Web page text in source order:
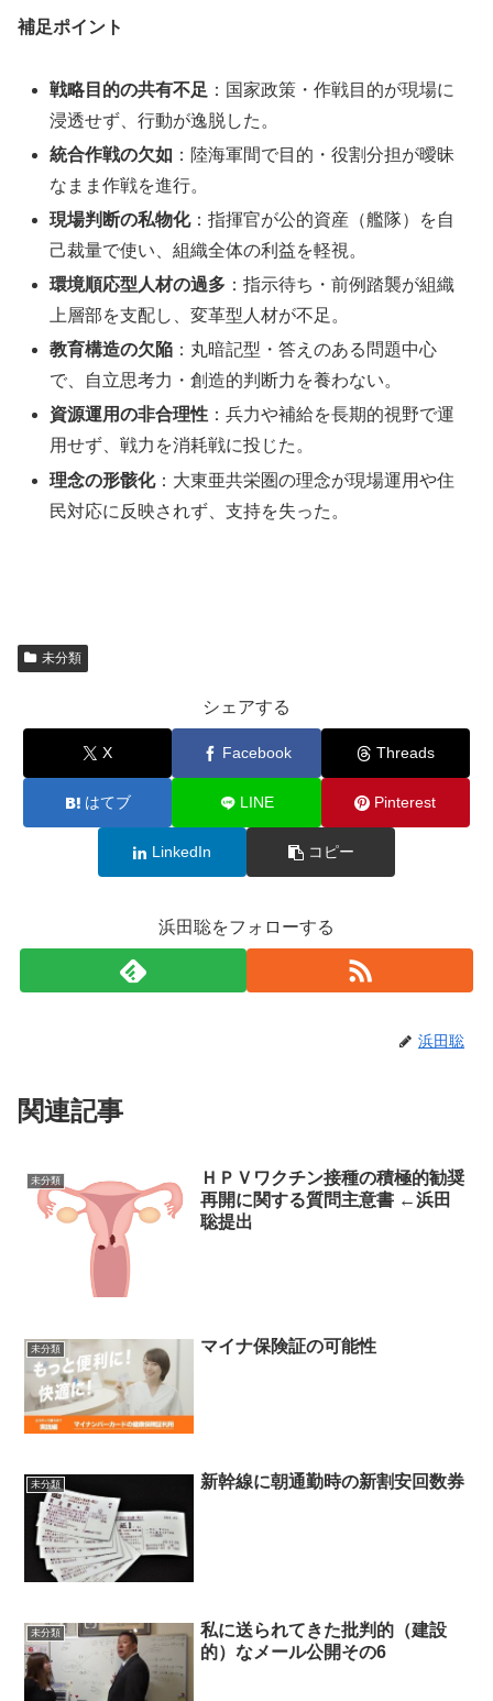
補足ポイント
戦略目的の共有不足 ：国家政策・作戦目的が現場に
浸透せず、行動が逸脱した。
統合作戦の欠如 ：陸海軍間で目的・役割分担が曖昧
なまま作戦を進行。
現場判断の私物化：指揮官が公的資産（艦隊）を自
己裁量で使い、組織全体の利益を軽視。
環境順応型人材の過多 ：指示待ち・前例踏襲が組織
上層部を支配し、変革型人材が不足。
教育構造の欠陥 ：丸暗記型・答えのある問題中心
で、自立思考力・創造的判断力を養わない。
資源運用の非合理性 ：兵力や補給を長期的視野で運
用せず、戦力を消耗戦に投じた。
理念の形骸化：大東亜共栄圏の理念が現場運用や住
民対応に反映されず、支持を失った。
未分類
シェアする
X Facebook Threads
はてブ LINE Pinterest
LinkedIn コピー
浜田聡をフォローする
浜田聡
関連記事
未分類
ＨＰＶワクチン接種の積極的勧奨
再開に関する質問主意書 ←浜田
聡提出
未分類 マイナ保険証の可能性
未分類 新幹線に朝通勤時の新割安回数券
未分類
私に送られてきた批判的（建設
的）なメール公開その6